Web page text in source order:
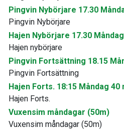
Pingvin Nybörjare 17.30
Pingvin Nybörjare
Hajen Nybörjare 17.30
Hajen nybörjare
Pingvin Fortsättning 18.15
Pingvin Fortsättning
Hajen Forts. 18:15 Måndag 40
Hajen Forts.
Vuxensim måndagar (50m)
Vuxensim måndagar (50m)